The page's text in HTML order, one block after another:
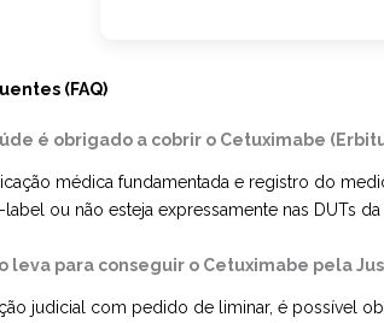
(FAQ)
é obrigado a cobrir o Cetuximabe
médica fundamentada e registro do
ou não esteja expressamente nas DUTs
leva para conseguir o Cetuximabe pela
judicial com pedido de liminar, é possível